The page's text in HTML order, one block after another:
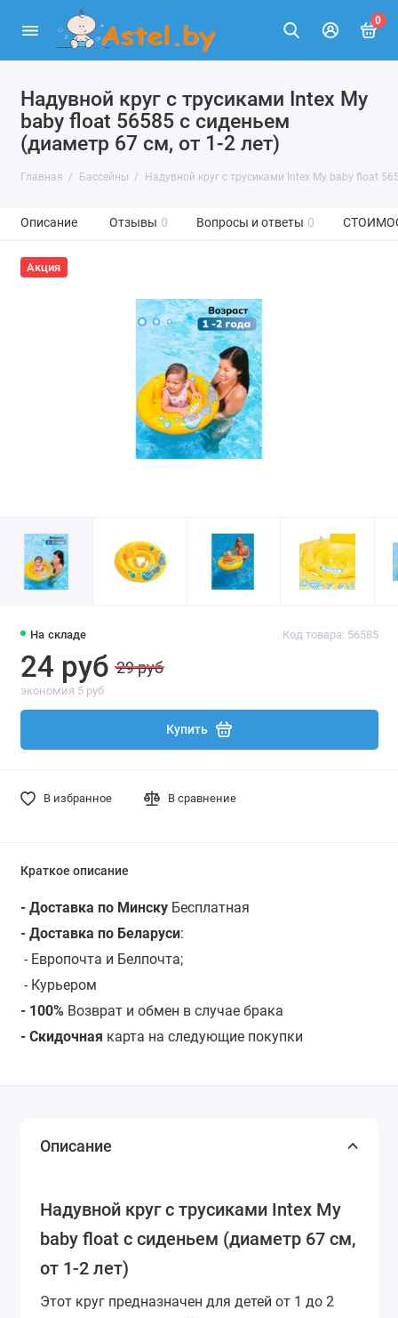
0
Надувной круг с трусиками Intex My
baby float 56585 с сиденьем
(диаметр 67 см, от 1-2 лет)
Главная Бассейны Надувной круг с трусиками Intex My baby float
Описание Отзывы 0 Вопросы и ответы 0
Акция
На складе Код товара: 56585
24 руб 29 руб
экономия 5 руб
Купить
В избранное В сравнение
Краткое описание
- Доставка по МинскуБесплатная
- Доставка по Беларуси:
- Европочта и Белпочта;
- Курьером
- 100% Возврат и обмен в случае брака
- Скидочная карта на следующие покупки
Описание
Надувной круг с трусиками Intex My
baby float с сиденьем (диаметр 67 см,
от 1-2 лет)
Этот круг предназначен для детей от 1 до 2